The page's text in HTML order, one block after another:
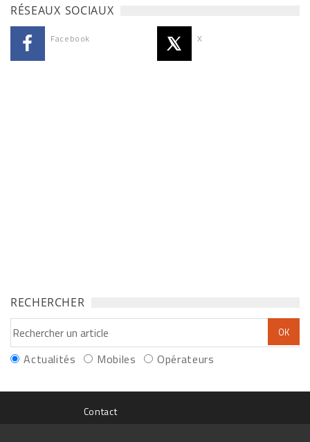
RÉSEAUX SOCIAUX
Facebook X
RECHERCHER
Actualités Mobiles Opérateurs
Contact